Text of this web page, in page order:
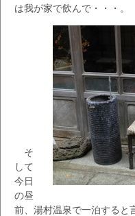
は我が家で飲んで・・・。
そ
して
今日
の昼
前、湯村温泉で一泊すると